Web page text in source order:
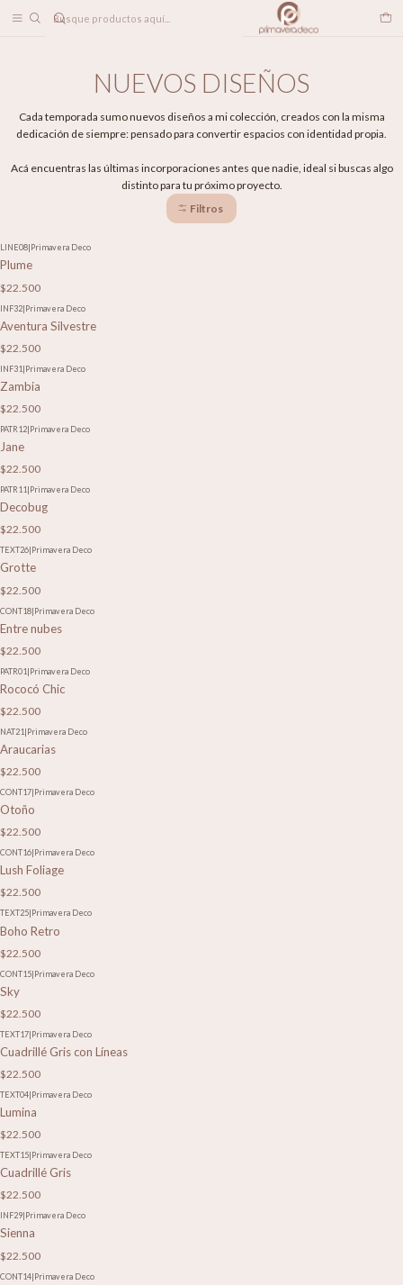
PAPELES MURALES NUEVOS DISEÑOS
NUEVOS DISEÑOS
Cada temporada sumo nuevos diseños a mi colección, creados con la misma
dedicación de siempre: pensado para convertir espacios con identidad propia.
Acá encuentras las últimas incorporaciones antes que nadie, ideal si buscas algo
distinto para tu próximo proyecto.
Filtros
LINE08 Primavera Deco
Plume
$22.500
INF32|Primavera Deco
Aventura Silvestre
$22.500
INF31|Primavera Deco
Zambia
$22.500
PATR12|Primavera Deco
Jane
$22.500
PATR11|Primavera Deco
Decobug
$22.500
TEXT26|Primavera Deco
Grotte
$22.500
CONT18|Primavera Deco
Entre nubes
$22.500
PATR01|Primavera Deco
Rococó Chic
$22.500
NAT21|Primavera Deco
Araucarias
$22.500
CONT17|Primavera Deco
Otoño
$22.500
CONT16|Primavera Deco
Lush Foliage
$22.500
TEXT25 Primavera Deco
Boho Retro
$22.500
CONT15|Primavera Deco
Sky
$22.500
TEXT17|Primavera Deco
Cuadrillé Gris con Líneas
$22.500
TEXT04|Primavera Deco
Lumina
$22.500
TEXT15|Primavera Deco
Cuadrillé Gris
$22.500
INF29 Primavera Deco
Sienna
$22.500
CONT14|Primavera Deco